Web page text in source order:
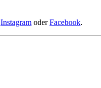
Instagram oderFacebook.